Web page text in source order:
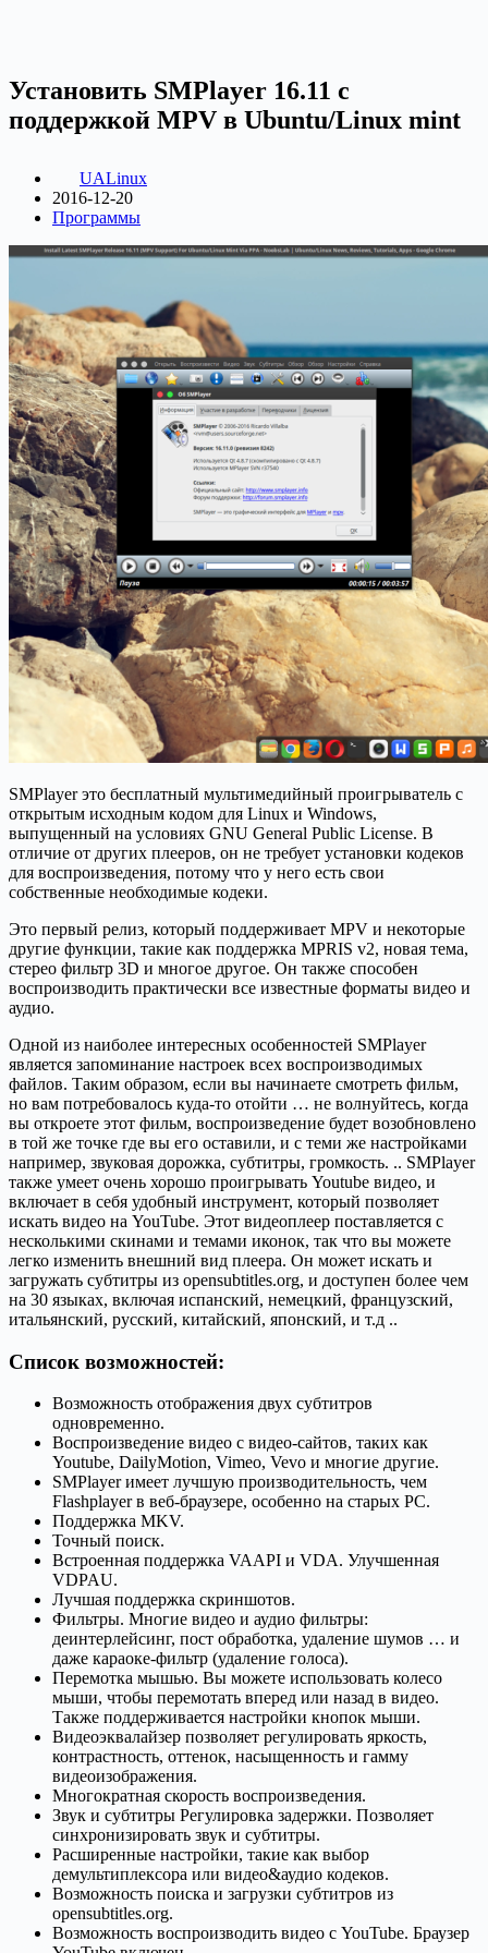
Установить SMPlayer 16.11 с
поддержкой MPV в Ubuntu/Linux mint
UALinux
2016-12-20
Программы
SMPlayer это бесплатный мультимедийный проигрыватель с
открытым исходным кодом для Linux и Windows,
выпущенный на условиях GNU General Public License. В
отличие от других плееров, он не требует установки кодеков
для воспроизведения, потому что у него есть свои
собственные необходимые кодеки.
Это первый релиз, который поддерживает MPV и некоторые
другие функции, такие как поддержка MPRIS v2, новая тема,
стерео фильтр 3D и многое другое. Он также способен
воспроизводить практически все известные форматы видео и
аудио.
Одной из наиболее интересных особенностей SMPlayer
является запоминание настроек всех воспроизводимых
файлов. Таким образом, если вы начинаете смотреть фильм,
но вам потребовалось куда-то отойти … не волнуйтесь, когда
вы откроете этот фильм, воспроизведение будет возобновлено
в той же точке где вы его оставили, и с теми же настройками
например, звуковая дорожка, субтитры, громкость. .. SMPlayer
также умеет очень хорошо проигрывать Youtube видео, и
включает в себя удобный инструмент, который позволяет
искать видео на YouTube. Этот видеоплеер поставляется с
несколькими скинами и темами иконок, так что вы можете
легко изменить внешний вид плеера. Он может искать и
загружать субтитры из opensubtitles.org, и доступен более чем
на 30 языках, включая испанский, немецкий, французский,
итальянский, русский, китайский, японский, и т.д ..
Список возможностей:
Возможность отображения двух субтитров
одновременно.
Воспроизведение видео с видео-сайтов, таких как
Youtube, DailyMotion, Vimeo, Vevo и многие другие.
SMPlayer имеет лучшую производительность, чем
Flashplayer в веб-браузере, особенно на старых PC.
Поддержка MKV.
Точный поиск.
Встроенная поддержка VAAPI и VDA. Улучшенная
VDPAU.
Лучшая поддержка скриншотов.
Фильтры. Многие видео и аудио фильтры:
деинтерлейсинг, пост обработка, удаление шумов … и
даже караоке-фильтр (удаление голоса).
Перемотка мышью. Вы можете использовать колесо
мыши, чтобы перемотать вперед или назад в видео.
Также поддерживается настройки кнопок мыши.
Видеоэквалайзер позволяет регулировать яркость,
контрастность, оттенок, насыщенность и гамму
видеоизображения.
Многократная скорость воспроизведения.
Звук и субтитры Регулировка задержки. Позволяет
синхронизировать звук и субтитры.
Расширенные настройки, такие как выбор
демультиплексора или видео&аудио кодеков.
Возможность поиска и загрузки субтитров из
opensubtitles.org.
Возможность воспроизводить видео с YouTube. Браузер